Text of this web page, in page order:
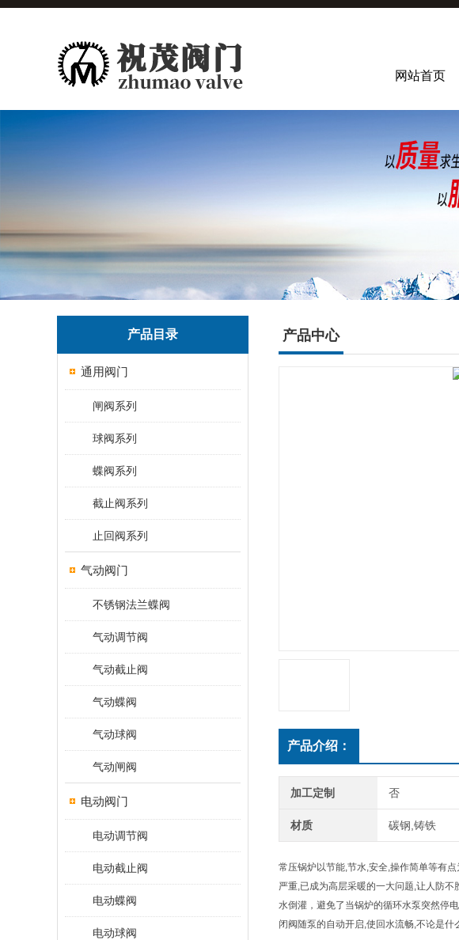
网站首页
产品目录
通用阀门
闸阀系列
球阀系列
蝶阀系列
截止阀系列
止回阀系列
气动阀门
不锈钢法兰蝶阀
气动调节阀
气动截止阀
气动蝶阀
气动球阀
气动闸阀
电动阀门
电动调节阀
电动截止阀
电动蝶阀
电动球阀
产品中心
产品介绍：
加工定制 否
材质 碳钢,铸铁
常压锅炉以节能,节水,安全,操作简单等有
严重,已成为高层采暖的一大问题,让人防
水倒灌，避免了当锅炉的循环水泵突然停
闭阀随泵的自动开启,使回水流畅,不论是